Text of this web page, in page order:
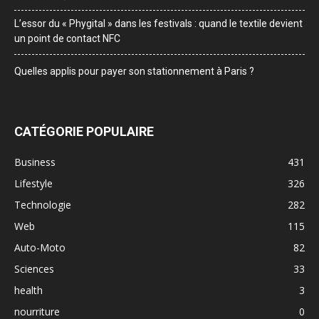
L’essor du « Phygital » dans les festivals : quand le textile devient
un point de contact NFC
Quelles applis pour payer son stationnement à Paris ?
CATÉGORIE POPULAIRE
Business
431
Lifestyle
326
Technologie
282
Web
115
Auto-Moto
82
Sciences
33
health
3
nourriture
0